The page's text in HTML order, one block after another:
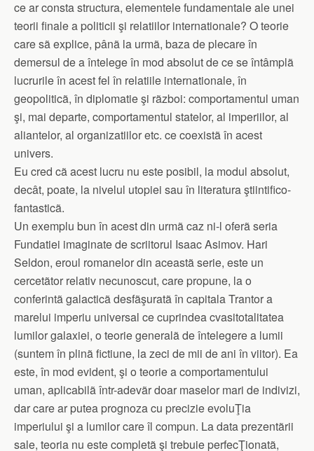
ce ar consta structura, elementele fundamentale ale unei
teorii finale a politicii şi relatiilor internationale? O teorie
care sã explice, pânã la urmã, baza de plecare în
demersul de a întelege în mod absolut de ce se întâmplã
lucrurile în acest fel în relatiile internationale, în
geopoliticã, în diplomatie şi rãzboi: comportamentul uman
şi, mai departe, comportamentul statelor, al imperiilor, al
aliantelor, al organizatiilor etc. ce coexistã în acest
univers.
Eu cred cã acest lucru nu este posibil, la modul absolut,
decât, poate, la nivelul utopiei sau în literatura ştiintifico-
fantasticã.
Un exemplu bun în acest din urmã caz ni-l oferã seria
Fundatiei imaginate de scriitorul Isaac Asimov. Hari
Seldon, eroul romanelor din aceastã serie, este un
cercetãtor relativ necunoscut, care propune, la o
conferintã galacticã desfãşuratã în capitala Trantor a
marelui imperiu universal ce cuprindea cvasitotalitatea
lumilor galaxiei, o teorie generalã de întelegere a lumii
(suntem în plinã fictiune, la zeci de mii de ani în viitor). Ea
este, în mod evident, şi o teorie a comportamentului
uman, aplicabilã într-adevãr doar maselor mari de indivizi,
dar care ar putea prognoza cu precizie evoluŢia
imperiului şi a lumilor care îl compun. La data prezentãrii
sale, teoria nu este completã şi trebuie perfecŢionatã,